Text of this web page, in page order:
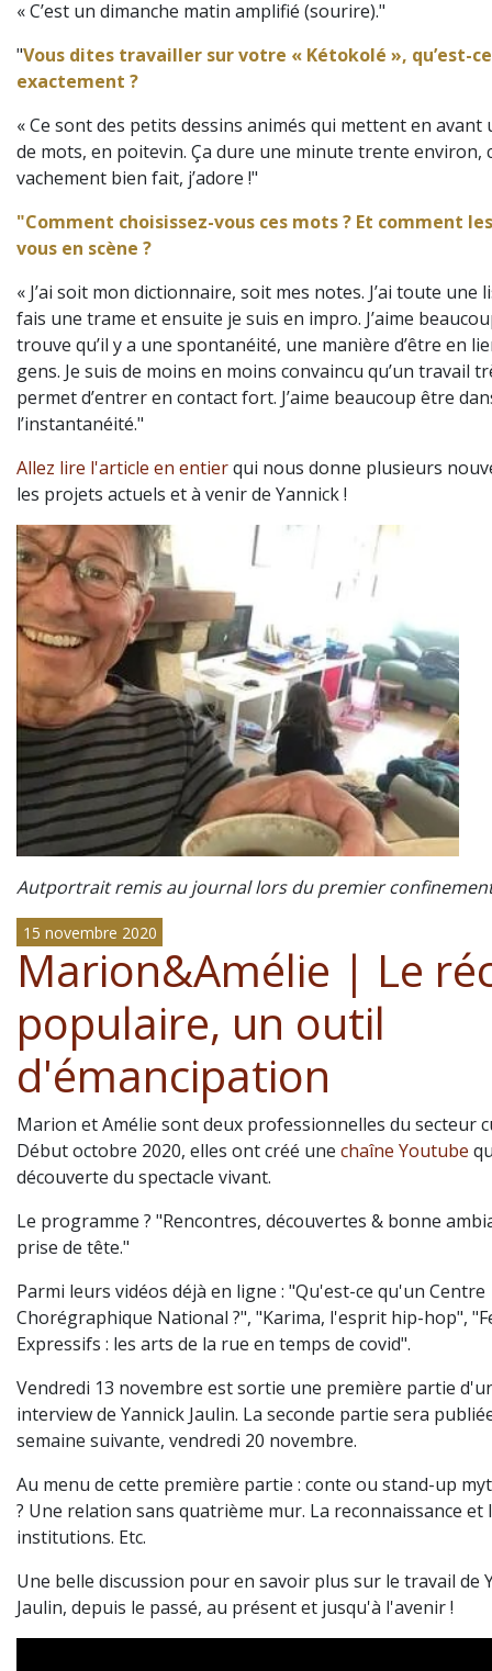
« C’est un dimanche matin amplifié (sourire)."
"Vous dites travailler sur votre « Kétokolé », qu’est-ce
exactement ?
« Ce sont des petits dessins animés qui mettent en avant
de mots, en poitevin. Ça dure une minute trente environ,
vachement bien fait, j’adore !"
"Comment choisissez-vous ces mots ? Et comment
vous en scène ?
« J’ai soit mon dictionnaire, soit mes notes. J’ai toute une
fais une trame et ensuite je suis en impro. J’aime
trouve qu’il y a une spontanéité, une manière d’être en
gens. Je suis de moins en moins convaincu qu’un travail
permet d’entrer en contact fort. J’aime beaucoup être
l’instantanéité."
Allez lire l'article en entierqui nous donne plusieurs
les projets actuels et à venir de Yannick !
Autportrait remis au journal lors du premier
15 novembre 2020
Marion&Amélie | Le
populaire, un outil
d'émancipation
Marion et Amélie sont deux professionnelles du secteur
Début octobre 2020, elles ont créé une chaîne Youtube
découverte du spectacle vivant.
Le programme ? "Rencontres, découvertes & bonne
prise de tête."
Parmi leurs vidéos déjà en ligne : "Qu'est-ce qu'un Centre
Chorégraphique National ?", "Karima, l'esprit hip-hop",
Expressifs : les arts de la rue en temps de covid".
Vendredi 13 novembre est sortie une première partie
interview de Yannick Jaulin. La seconde partie sera
semaine suivante, vendredi 20 novembre.
Au menu de cette première partie : conte ou stand-up
? Une relation sans quatrième mur. La reconnaissance et
institutions. Etc.
Une belle discussion pour en savoir plus sur le travail de
Jaulin, depuis le passé, au présent et jusqu'à l'avenir !